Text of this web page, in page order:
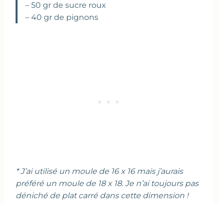
– 50 gr de sucre roux
– 40 gr de pignons
* J’ai utilisé un moule de 16 x 16 mais j’aurais
préféré un moule de 18 x 18. Je n’ai toujours pas
déniché de plat carré dans cette dimension !